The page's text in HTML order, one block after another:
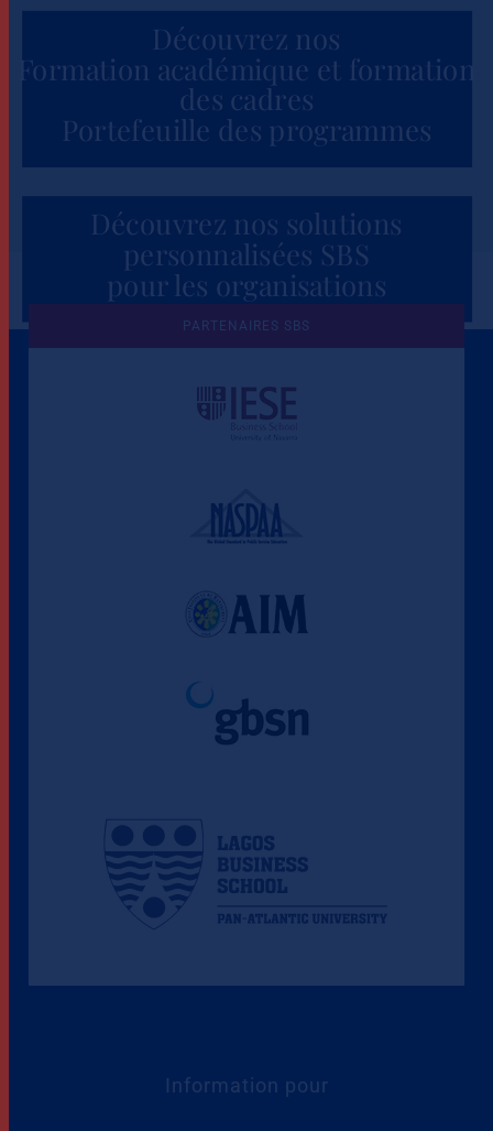
Découvrez nos
Formation académique et formation
des cadres
Portefeuille des programmes
Découvrez nos solutions
personnalisées SBS
pour les organisations
Une culture de l'éthique et de
l'apprentissage
PARTENAIRES SBS
Information pour